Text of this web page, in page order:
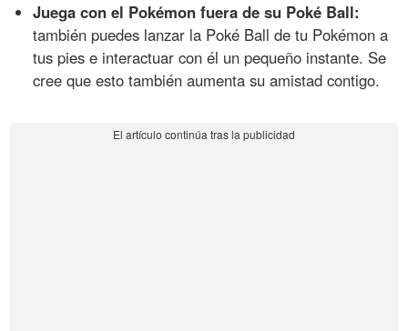
Juega con el Pokémon fuera de su Poké Ball:
también puedes lanzar la Poké Ball de tu Pokémon a
tus pies e interactuar con él un pequeño instante. Se
cree que esto también aumenta su amistad contigo.